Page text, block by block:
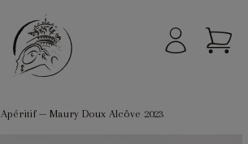
Apéritif— Maury Doux Alcôve 2023